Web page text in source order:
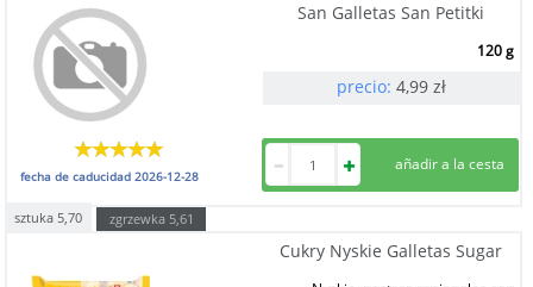
San Galletas San Petitki
120 g
precio: 4,99 zł
fecha de caducidad2026-12-28
sztuka 5,70 zgrzewka 5,61
Cukry Nyskie Galletas Sugar